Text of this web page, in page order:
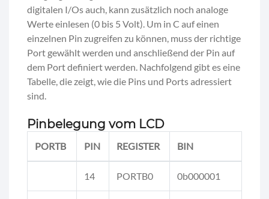
digitalen I/Os auch, kann zusätzlich noch analoge
Werte einlesen (0 bis 5 Volt). Um in C auf einen
einzelnen Pin zugreifen zu können, muss der richtige
Port gewählt werden und anschließend der Pin auf
dem Port definiert werden. Nachfolgend gibt es eine
Tabelle, die zeigt, wie die Pins und Ports adressiert
sind.
Pinbelegung vom LCD
PORTB PIN REGISTER BIN
14 PORTB0 0b000001